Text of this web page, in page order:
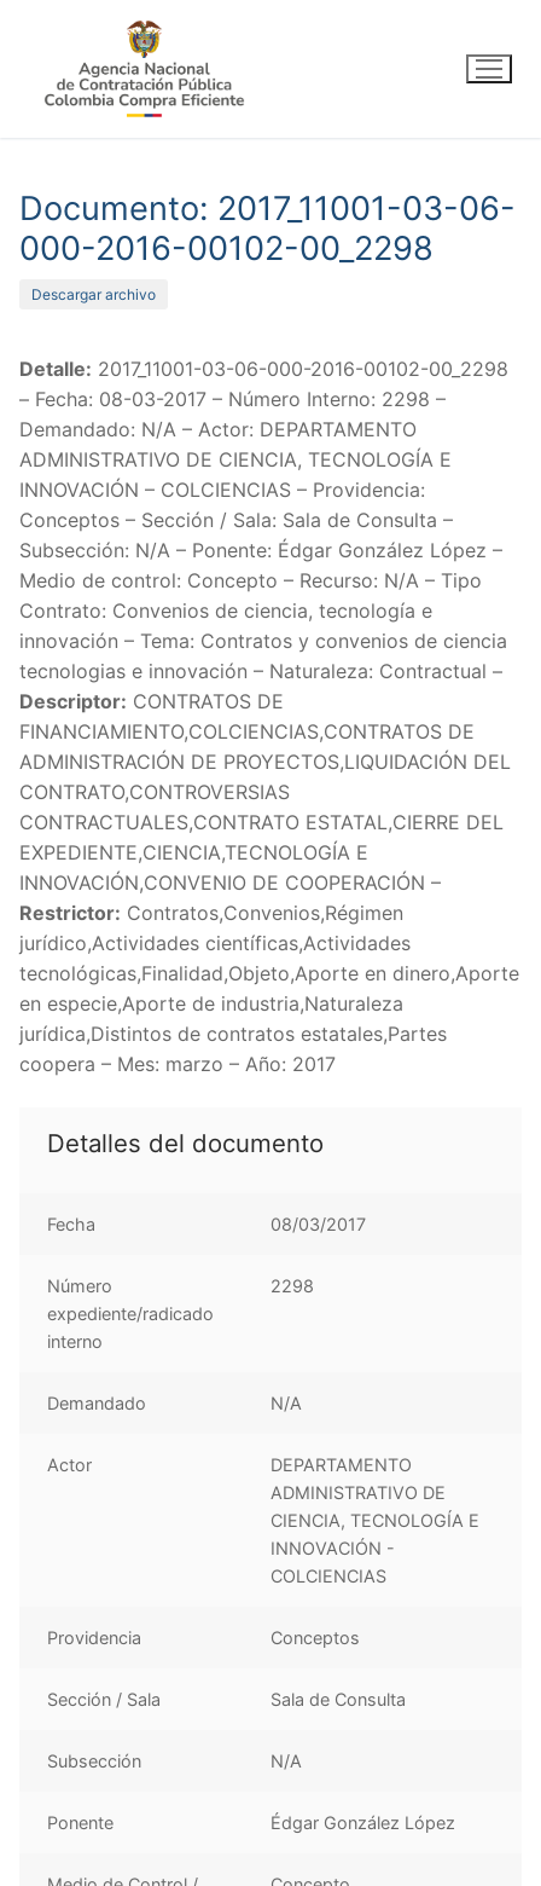
contenido
Documento: 2017_11001-03-06-
000-2016-00102-00_2298
Descargar archivo
Detalle: 2017_11001-03-06-000-2016-00102-00_2298
– Fecha: 08-03-2017 – Número Interno: 2298 –
Demandado: N/A – Actor: DEPARTAMENTO
ADMINISTRATIVO DE CIENCIA, TECNOLOGÍA E
INNOVACIÓN – COLCIENCIAS – Providencia:
Conceptos – Sección / Sala: Sala de Consulta –
Subsección: N/A – Ponente: Édgar González López –
Medio de control: Concepto – Recurso: N/A – Tipo
Contrato: Convenios de ciencia, tecnología e
innovación – Tema: Contratos y convenios de ciencia
tecnologias e innovación – Naturaleza: Contractual –
Descriptor: CONTRATOS DE
FINANCIAMIENTO,COLCIENCIAS,CONTRATOS DE
ADMINISTRACIÓN DE PROYECTOS,LIQUIDACIÓN DEL
CONTRATO,CONTROVERSIAS
CONTRACTUALES,CONTRATO ESTATAL,CIERRE DEL
EXPEDIENTE,CIENCIA,TECNOLOGÍA E
INNOVACIÓN,CONVENIO DE COOPERACIÓN –
Restrictor: Contratos,Convenios,Régimen
jurídico,Actividades científicas,Actividades
tecnológicas,Finalidad,Objeto,Aporte en dinero,Aporte
en especie,Aporte de industria,Naturaleza
jurídica,Distintos de contratos estatales,Partes
coopera – Mes: marzo – Año: 2017
Detalles del documento
Fecha 08/03/2017
Número
expediente/radicado
interno
2298
Demandado N/A
Actor
DEPARTAMENTO
ADMINISTRATIVO DE
CIENCIA, TECNOLOGÍA E
INNOVACIÓN -
COLCIENCIAS
Providencia Conceptos
Sección / Sala Sala de Consulta
Subsección N/A
Ponente Édgar González López